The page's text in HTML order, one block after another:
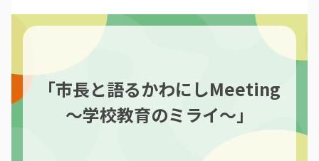
「市長と語るかわにしMeeting
～学校教育のミライ～」